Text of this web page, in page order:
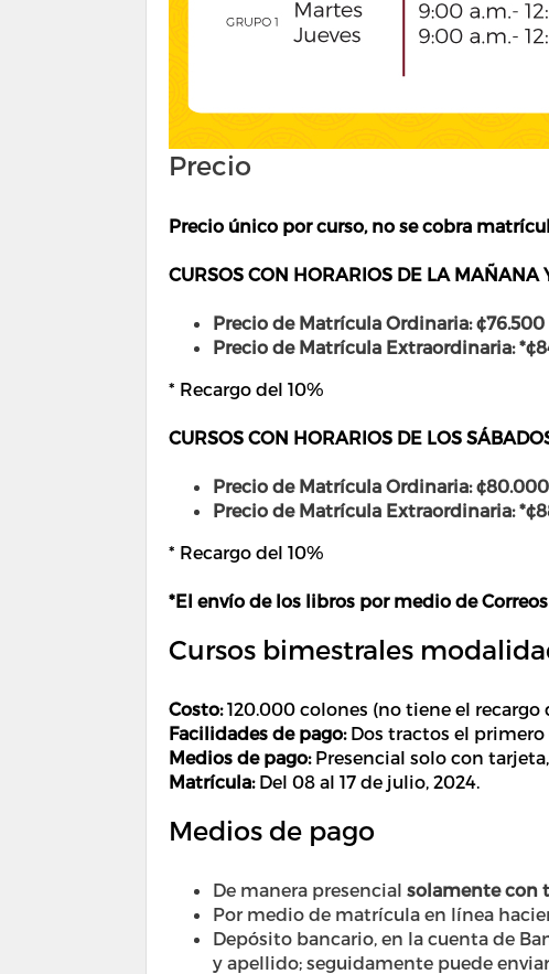
Precio
Precio único por curso, no se cobra
CURSOS CON HORARIOS DE LA MAÑANA
Precio de Matrícula Ordinaria: ¢76.500
Precio de Matrícula Extraordinaria: *¢
* Recargo del 10%
CURSOS CON HORARIOS DE LOS
Precio de Matrícula Ordinaria: ¢80.000
Precio de Matrícula Extraordinaria: *¢
* Recargo del 10%
*El envío de los libros por medio de
Cursos bimestrales
Costo:120.000 colones (no tiene el recargo
Facilidades de pago:Dos tractos el primero
Medios de pago: Presencial solo con
Matrícula: Del 08 al 17 de julio, 2024.
Medios de pago
De manera presencial solamente con
Por medio de matrícula en línea
Depósito bancario, en la cuenta de
y apellido; seguidamente puede